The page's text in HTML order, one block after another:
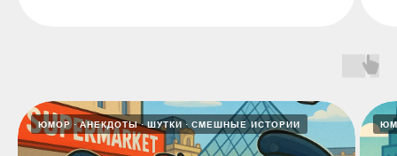
ЮМОР АНЕКДОТЫ ШУТКИ СМЕШНЫЕ ИСТОРИИ